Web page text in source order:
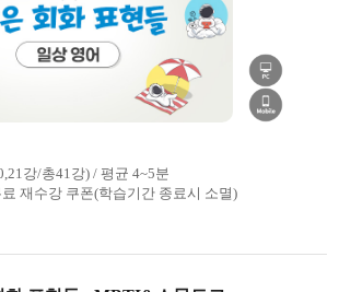
강/총41강) / 평균 4~5분
료 재수강 쿠폰(학습기간 종료시 소멸)